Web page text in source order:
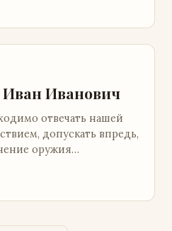
Иванович
отвечать нашей
допускать впредь,
оружия